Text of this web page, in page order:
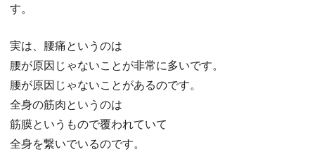
す。
実は、腰痛というのは
腰が原因じゃないことが非常に多いです。
腰が原因じゃないことがあるのです。
全身の筋肉というのは
筋膜というもので覆われていて
全身を繋いでいるのです。